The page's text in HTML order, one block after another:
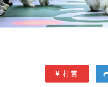
打赏